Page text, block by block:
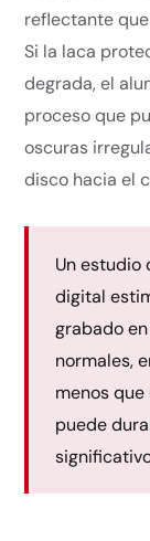
reflectante
Si la laca
degrada, el
proceso que
oscuras
disco hacia el
Un estudio
digital
grabado
normales,
menos
puede